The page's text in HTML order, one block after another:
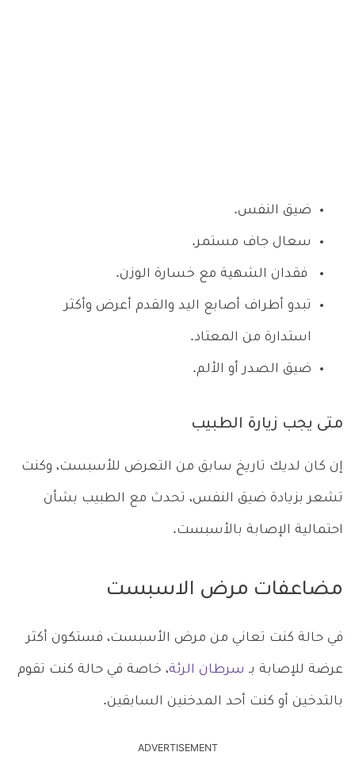
ضيق النفس.
سعال جاف مستمر.
فقدان الشهية مع خسارة الوزن.
تبدو أطراف أصابع اليد والقدم أعرض وأكثر
استدارة من المعتاد.
ضيق الصدر أو الألم.
متى يجب زيارة الطبيب
إن كان لديك تاريخ سابق من التعرض للأسبست، وكنت
تشعر بزيادة ضيق النفس، تحدث مع الطبيب بشأن
احتمالية الإصابة بالأسبست.
مضاعفات مرض الاسبست
في حالة كنت تعاني من مرض الأسبست، فستكون أكثر
عرضة للإصابة بـ سرطان الرئة، خاصة في حالة كنت تقوم
بالتدخين أو كنت أحد المدخنين السابقين.
ADVERTISEMENT